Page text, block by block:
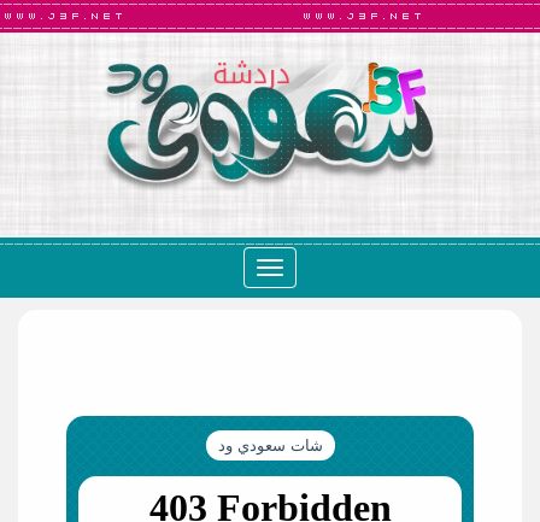
Toggle
navigation
شات سعودي ود